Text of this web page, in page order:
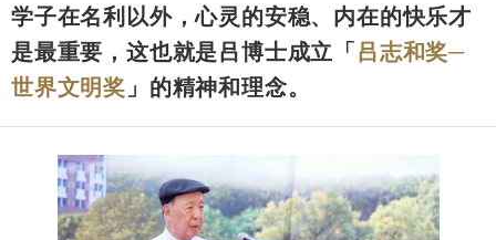
学子在名利以外，心灵的安稳、内在的快乐才
是最重要，这也就是吕博士成立「吕志和奖─
世界文明奖 」的精神和理念。